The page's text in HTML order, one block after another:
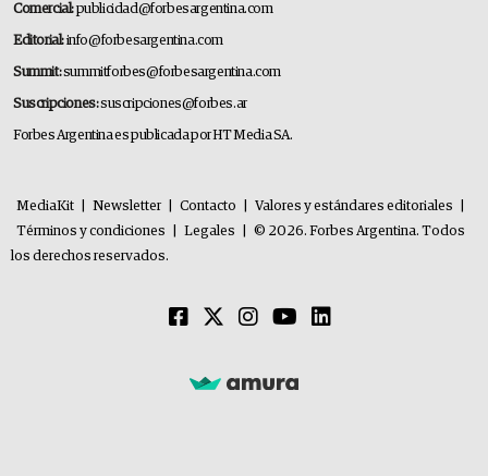
Comercial:publicidad@forbesargentina.com
Editorial:info@forbesargentina.com
Summit:summitforbes@forbesargentina.com
Suscripciones:suscripciones@forbes.ar
Forbes Argentina es publicada por HT Media SA.
MediaKit Newsletter Contacto Valores y estándares editoriales
Términos y condiciones
Legales
© 2026. Forbes Argentina. Todos
los derechos reservados.